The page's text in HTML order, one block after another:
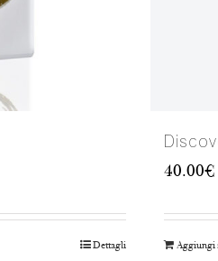
Dettagli
40.00€
Aggiungi